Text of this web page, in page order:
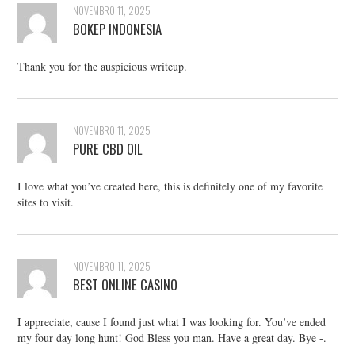
NOVEMBRO 11, 2025
BOKEP INDONESIA
Thank you for the auspicious writeup.
NOVEMBRO 11, 2025
PURE CBD OIL
I love what you’ve created here, this is definitely one of my favorite
sites to visit.
NOVEMBRO 11, 2025
BEST ONLINE CASINO
I appreciate, cause I found just what I was looking for. You’ve ended
my four day long hunt! God Bless you man. Have a great day. Bye -.